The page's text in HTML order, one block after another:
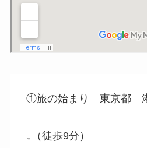
①旅の始まり 東京都
↓（徒歩9分）